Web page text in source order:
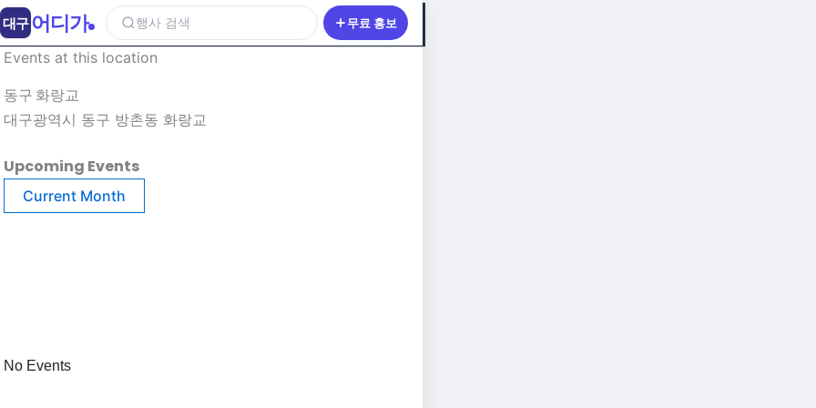
Events at this location
동구 화랑교
대구광역시 동구 방촌동 화랑교
Upcoming Events
Current Month
No Events
대구 어디가 행사 검색 무료 홍보